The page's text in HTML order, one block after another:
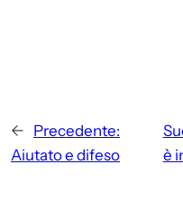
← Precedente:
Aiutato e difeso
è